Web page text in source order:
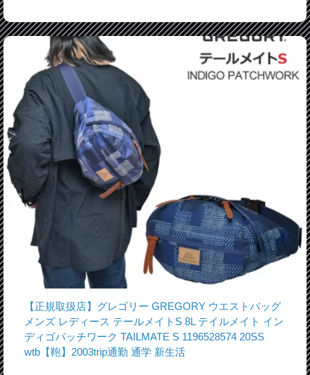
【正規取扱店】グレゴリー GREGORY ウエストバッグ
メンズ レディース テールメイトS 8L テイルメイト イン
ディゴパッチワーク TAILMATE S 1196528574 20SS
wtb【鞄】2003trip通勤 通学 新生活